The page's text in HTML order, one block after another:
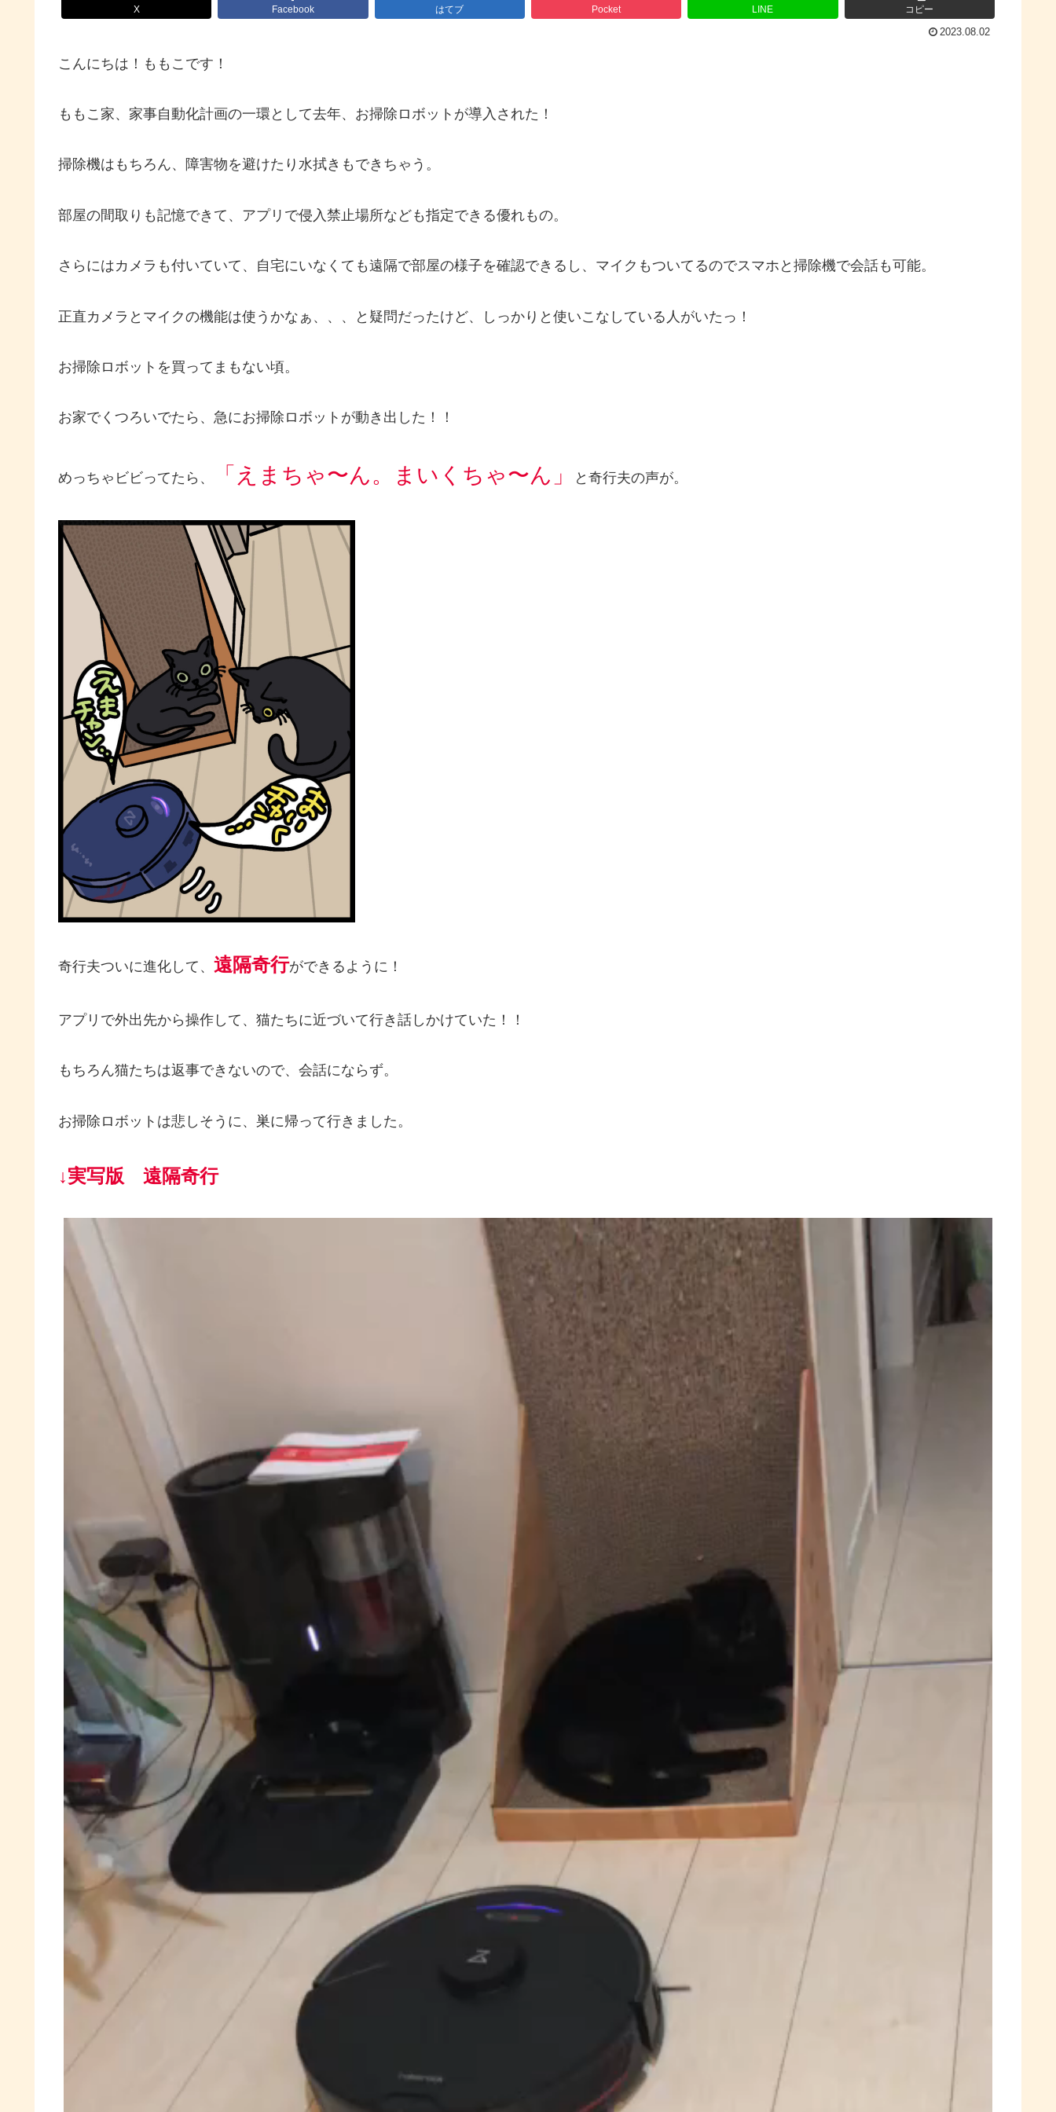
X Facebook はてブ Pocket LINE コピー
2023.08.02
こんにちは！ももこです！
ももこ家、家事自動化計画の一環として去年、お掃除ロボットが導入された！
掃除機はもちろん、障害物を避けたり水拭きもできちゃう。
部屋の間取りも記憶できて、アプリで侵入禁止場所なども指定できる優れもの。
さらにはカメラも付いていて、自宅にいなくても遠隔で部屋の様子を確認できるし、マイクもついてるのでスマホと掃除機で会話も可能。
正直カメラとマイクの機能は使うかなぁ、、、と疑問だったけど、しっかりと使いこなしている人がいたっ！
お掃除ロボットを買ってまもない頃。
お家でくつろいでたら、急にお掃除ロボットが動き出した！！
めっちゃビビってたら、 「えまちゃ〜ん。まいくちゃ〜ん」 と奇行夫の声が。
奇行夫ついに進化して、 遠隔奇行ができるように！
アプリで外出先から操作して、猫たちに近づいて行き話しかけていた！！
もちろん猫たちは返事できないので、会話にならず。
お掃除ロボットは悲しそうに、巣に帰って行きました。
↓実写版 遠隔奇行